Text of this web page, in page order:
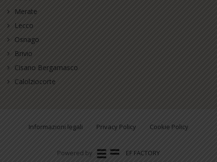
Merate
Lecco
Osnago
Brivio
Cisano Bergamasco
Calolziocorte
Informazioni legali Privacy Policy Cookie Policy
Powered by EF FACTORY